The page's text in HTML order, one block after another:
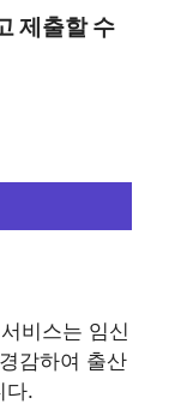
제출할 수
비스는 임신
감하여 출산
다.